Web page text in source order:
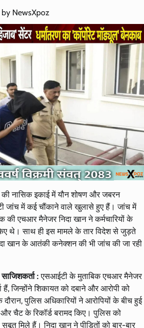
by NewsXpoz
की नासिक इकाई में यौन शोषण और जबरन
जांच में कई चौंकाने वाले खुलासे हुए हैं। जांच में
की एचआर मैनेजर निदा खान ने कर्मचारियों के
थे। साथ ही इस मामले के तार विदेश से जुड़ते
खान के आतंकी कनेक्शन की भी जांच की जा रही
:एसआईटी के मुताबिक एचआर मैनेजर
हैं, जिन्होंने शिकायत को दबाने और आरोपी को
पुलिस अधिकारियों ने आरोपियों के बीच हुई
चैट के रिकॉर्ड बरामद किए। पुलिस को
मिले हैं। निदा खान ने पीड़ितों को बार-बार